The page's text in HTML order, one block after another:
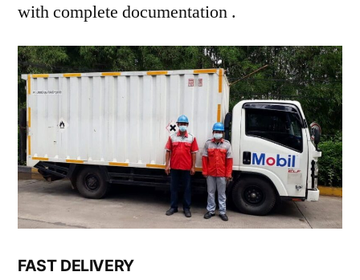
with complete documentation .
FAST DELIVERY